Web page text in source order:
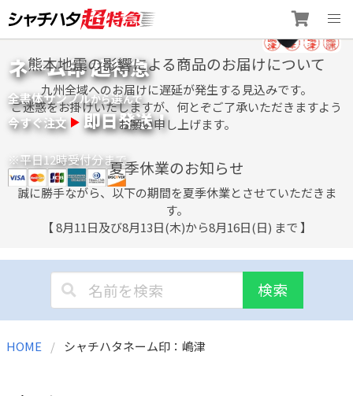
to
content
ネーム印 超特急
全書体サンプルから選んで
今すぐ注文 即日発送！
※平日12時受付分まで
熊本地震の影響による商品のお届けについて
九州全域へのお届けに遅延が発生する見込みです。
ご迷惑をお掛けいたしますが、何とぞご了承いただきますよう
お願い申し上げます。
夏季休業のお知らせ
誠に勝手ながら、以下の期間を夏季休業とさせていただきま
す。
【 8月11日及び8月13日(木)から8月16日(日) まで 】
検索
HOME シャチハタネーム印：嶋津